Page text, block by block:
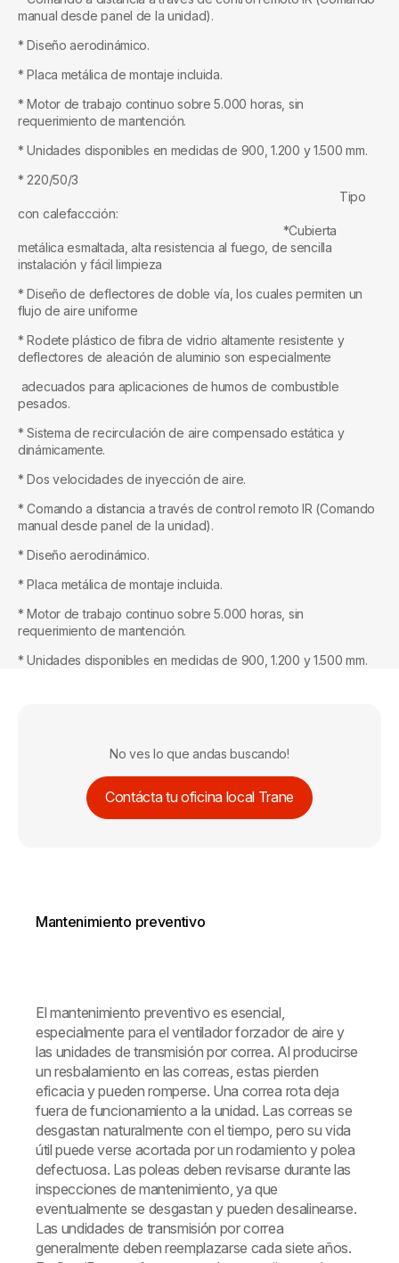
manual desde panel de la unidad).
* Diseño aerodinámico.
* Placa metálica de montaje incluida.
* Motor de trabajo continuo sobre 5.000 horas, sin
requerimiento de mantención.
* Unidades disponibles en medidas de 900, 1.200 y 1.500 mm.
* 220/50/3
Tipo
con calefaccción:
*Cubierta
metálica esmaltada, alta resistencia al fuego, de sencilla
instalación y fácil limpieza
* Diseño de deflectores de doble vía, los cuales permiten un
flujo de aire uniforme
* Rodete plástico de fibra de vidrio altamente resistente y
deflectores de aleación de aluminio son especialmente
adecuados para aplicaciones de humos de combustible
pesados.
* Sistema de recirculación de aire compensado estática y
dinámicamente.
* Dos velocidades de inyección de aire.
* Comando a distancia a través de control remoto IR (Comando
manual desde panel de la unidad).
* Diseño aerodinámico.
* Placa metálica de montaje incluida.
* Motor de trabajo continuo sobre 5.000 horas, sin
requerimiento de mantención.
* Unidades disponibles en medidas de 900, 1.200 y 1.500 mm.
No ves lo que andas buscando!
Contácta tu oficina local Trane
Mantenimiento preventivo
El mantenimiento preventivo es esencial,
especialmente para el ventilador forzador de aire y
las unidades de transmisión por correa. Al producirse
un resbalamiento en las correas, estas pierden
eficacia y pueden romperse. Una correa rota deja
fuera de funcionamiento a la unidad. Las correas se
desgastan naturalmente con el tiempo, pero su vida
útil puede verse acortada por un rodamiento y polea
defectuosa. Las poleas deben revisarse durante las
inspecciones de mantenimiento, ya que
eventualmente se desgastan y pueden desalinearse.
Las undidades de transmisión por correa
generalmente deben reemplazarse cada siete años.